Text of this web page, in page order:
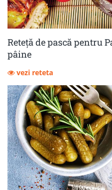
Reteță de pască pentru
pâine
vezi reteta